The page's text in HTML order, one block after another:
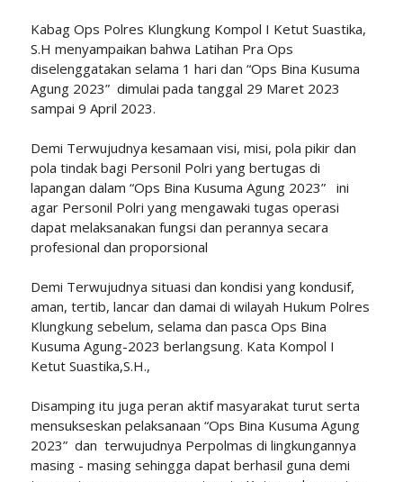
Kabag Ops Polres Klungkung Kompol I Ketut Suastika,
S.H menyampaikan bahwa Latihan Pra Ops
diselenggatakan selama 1 hari dan “Ops Bina Kusuma
Agung 2023” dimulai pada tanggal 29 Maret 2023
sampai 9 April 2023.
Demi Terwujudnya kesamaan visi, misi, pola pikir dan
pola tindak bagi Personil Polri yang bertugas di
lapangan dalam “Ops Bina Kusuma Agung 2023” ini
agar Personil Polri yang mengawaki tugas operasi
dapat melaksanakan fungsi dan perannya secara
profesional dan proporsional
Demi Terwujudnya situasi dan kondisi yang kondusif,
aman, tertib, lancar dan damai di wilayah Hukum Polres
Klungkung sebelum, selama dan pasca Ops Bina
Kusuma Agung-2023 berlangsung. Kata Kompol I
Ketut Suastika,S.H.,
Disamping itu juga peran aktif masyarakat turut serta
mensukseskan pelaksanaan “Ops Bina Kusuma Agung
2023” dan terwujudnya Perpolmas di lingkungannya
masing - masing sehingga dapat berhasil guna demi